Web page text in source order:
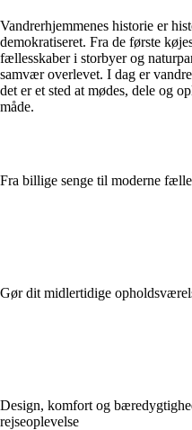
Vandrerhjemmenes historie er
demokratiseret. Fra de første
fællesskaber i storbyer og
samvær overlevet. I dag er
det er et sted at mødes, dele og
måde.
Fra billige senge til moderne
Gør dit midlertidige
Design, komfort og
rejseoplevelse